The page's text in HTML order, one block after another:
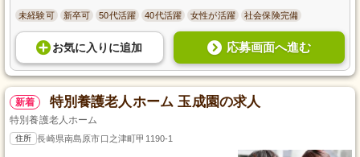
未経験可 新卒可 50代活躍 40代活躍 女性が活躍 社会保険完備
お気に入り に追加 応募画面へ進む
新着 特別養護老人ホーム 玉成園の求人
特別養護老人ホーム
住所 長崎県南島原市口之津町甲1190-1